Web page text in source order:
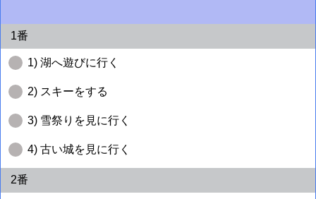
1番
1) 湖へ遊びに行く
2) スキーをする
3) 雪祭りを見に行く
4) 古い城を見に行く
2番